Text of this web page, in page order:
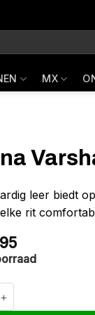
MX
leer biedt
rit
2 pc Zwart /